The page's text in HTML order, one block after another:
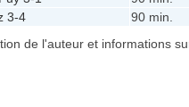
3-4 90 min.
de l'auteur et informations